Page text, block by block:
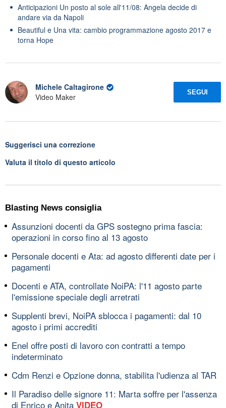
Anticipazioni Un posto al sole all'11/08: Angela decide di
andare via da Napoli
Beautiful e Una vita: cambio programmazione agosto 2017 e
torna Hope
Michele Caltagirone
Video Maker
SEGUI
Suggerisci una correzione
Valuta il titolo di questo articolo
Blasting News consiglia
Assunzioni docenti da GPS sostegno prima fascia:
operazioni in corso fino al 13 agosto
Personale docenti e Ata: ad agosto differenti date per i
pagamenti
Docenti e ATA, controllate NoiPA: l'11 agosto parte
l'emissione speciale degli arretrati
Supplenti brevi, NoiPA sblocca i pagamenti: dal 10
agosto i primi accrediti
Enel offre posti di lavoro con contratti a tempo
indeterminato
Cdm Renzi e Opzione donna, stabilita l'udienza al TAR
Il Paradiso delle signore 11: Marta soffre per l'assenza
di Enrico e Anita VIDEO